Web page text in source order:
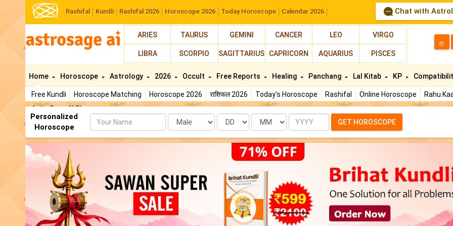
Rashifal Kundli Rashifal 2026 Horoscope 2026 Today Horoscope Calendar 2026 Chat with
ARIES TAURUS GEMINI CANCER LEO VIRGO
LIBRA SCORPIO SAGITTARIUS CAPRICORN AQUARIUS PISCES
த
Home
Free Kundli Horoscope Matching Horoscope 2026 राशिफल 2026 Today's Horoscope Rashifal Online Horoscope Rahu
AstroSage AI Shop
Horoscope Astrology 2026 Occult Free Reports Healing Panchang Lal Kitab KP
Personalized
Horoscope
Name Date Month Year GET HOROSCOPE